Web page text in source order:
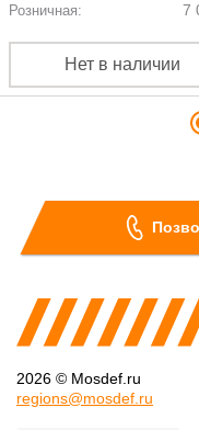
Розничная: 7
Нет в наличии
2026 © Mosdef.ru
regions@mosdef.ru